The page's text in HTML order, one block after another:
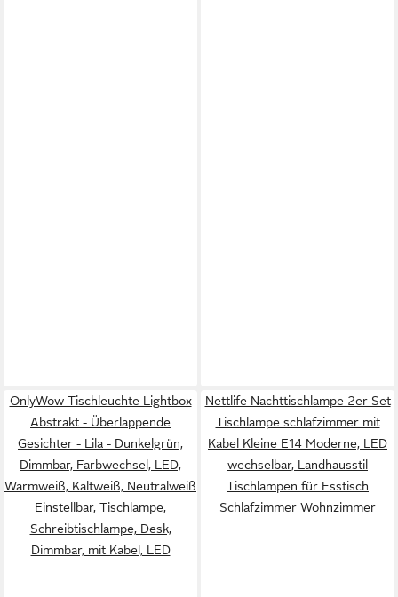
OnlyWow Tischleuchte Lightbox
Abstrakt - Überlappende
Gesichter - Lila - Dunkelgrün,
Dimmbar, Farbwechsel, LED,
Warmweiß, Kaltweiß, Neutralweiß
Einstellbar, Tischlampe,
Schreibtischlampe, Desk,
Dimmbar, mit Kabel, LED
Nettlife Nachttischlampe 2er Set
Tischlampe schlafzimmer mit
Kabel Kleine E14 Moderne, LED
wechselbar, Landhausstil
Tischlampen für Esstisch
Schlafzimmer Wohnzimmer